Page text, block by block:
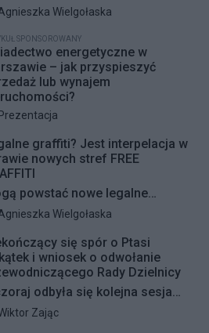
i Żoliborza. Zarząd Dróg
infrastruktury dla pieszych
Oferty w
zostały już otwarte, a
wszystko przebiegnie zgodnie
nowe nawierzchnie
się jeszcze w tym roku.
artykułu:Wielgołaska
SPONSOROWANY
energetyczne w
– jak przyspieszyć
lub wynajem
artykułu:
Prezentacja
graffiti? Jest interpelacja w
nowych stref FREE
powstać nowe legalne
do wykonywania graffiti.
w której proponuje
kolejnych stref FREE
we współpracy z
Dróg Miejskich.
artykułu:Wielgołaska
się spór o Ptasi
i wniosek o odwołanie
Rady Dzielnicy
odbyła się kolejna sesja
procedowaniu
artykułu:
Zając